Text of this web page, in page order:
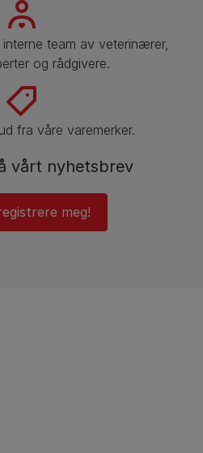
team av veterinærer,
og rådgivere.
fra våre varemerker.
vårt nyhetsbrev
meg!